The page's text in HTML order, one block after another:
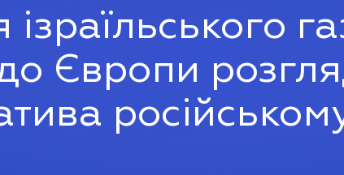
Європи